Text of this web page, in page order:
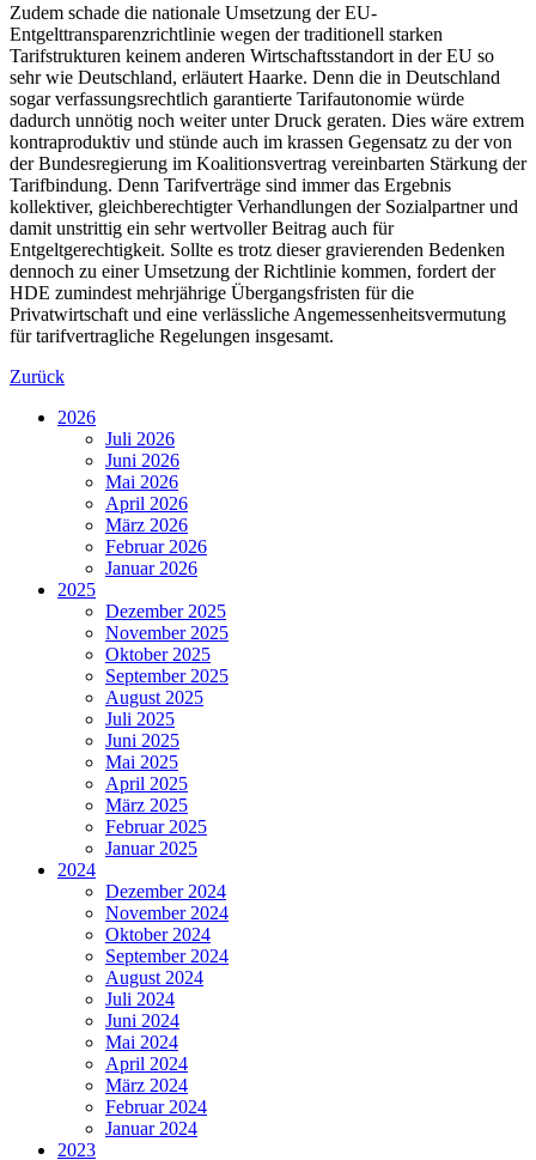
Zudem schade die nationale Umsetzung der EU-
Entgelttransparenzrichtlinie wegen der traditionell starken
Tarifstrukturen keinem anderen Wirtschaftsstandort in der EU so
sehr wie Deutschland, erläutert Haarke. Denn die in Deutschland
sogar verfassungsrechtlich garantierte Tarifautonomie würde
dadurch unnötig noch weiter unter Druck geraten. Dies wäre extrem
kontraproduktiv und stünde auch im krassen Gegensatz zu der von
der Bundesregierung im Koalitionsvertrag vereinbarten Stärkung der
Tarifbindung. Denn Tarifverträge sind immer das Ergebnis
kollektiver, gleichberechtigter Verhandlungen der Sozialpartner und
damit unstrittig ein sehr wertvoller Beitrag auch für
Entgeltgerechtigkeit. Sollte es trotz dieser gravierenden Bedenken
dennoch zu einer Umsetzung der Richtlinie kommen, fordert der
HDE zumindest mehrjährige Übergangsfristen für die
Privatwirtschaft und eine verlässliche Angemessenheitsvermutung
für tarifvertragliche Regelungen insgesamt.
Zurück
2026
Juli 2026
Juni 2026
Mai 2026
April 2026
März 2026
Februar 2026
Januar 2026
2025
Dezember 2025
November 2025
Oktober 2025
September 2025
August 2025
Juli 2025
Juni 2025
Mai 2025
April 2025
März 2025
Februar 2025
Januar 2025
2024
Dezember 2024
November 2024
Oktober 2024
September 2024
August 2024
Juli 2024
Juni 2024
Mai 2024
April 2024
März 2024
Februar 2024
Januar 2024
2023